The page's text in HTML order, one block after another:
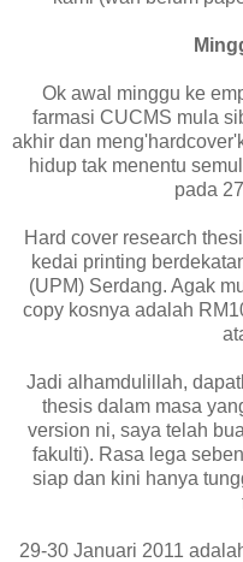
Ok awal minggu ke
farmasi CUCMS mula
akhir dan
hidup tak menentu
pada
Hard cover research
kedai printing
(UPM) Serdang. Agak
copy kosnya adalah
Jadi alhamdulillah,
thesis dalam masa
version ni, saya telah
fakulti). Rasa lega
siap dan kini hanya
29-30 Januari 2011